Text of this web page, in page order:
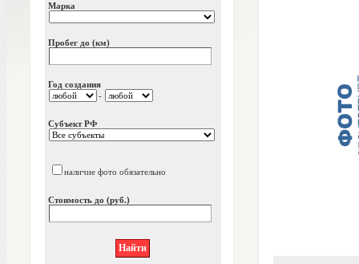
Марка
Пробег до (км)
Год создания
-
Субъект РФ
наличие фото обязательно
Стоимость до (руб.)